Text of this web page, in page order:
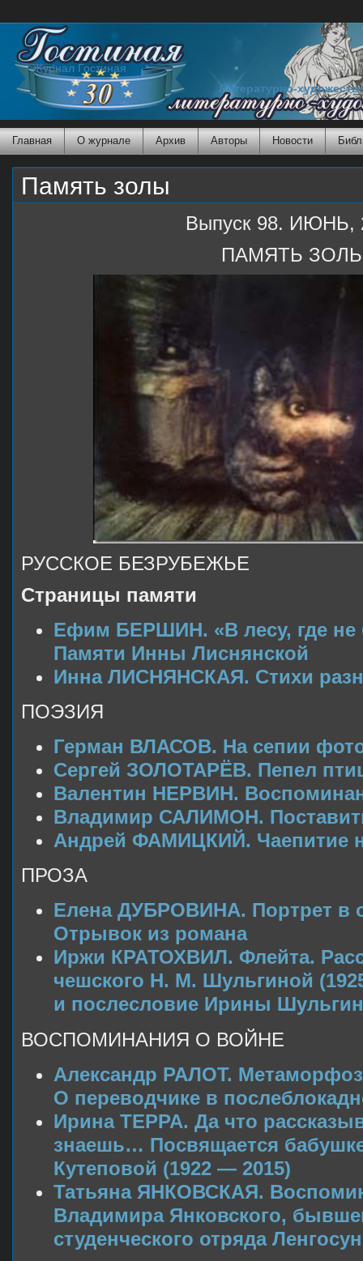
Журнал Гостиная
Литературно-
Главная О журнале Архив Авторы Новости
Память золы
Выпуск 98. ИЮНЬ,
ПАМЯТЬ
РУССКОЕ БЕЗРУБЕЖЬЕ
Страницы памяти
Ефим БЕРШИН. «В лесу, где не
Памяти Инны Лиснянской
Инна ЛИСНЯНСКАЯ. Стихи
ПОЭЗИЯ
Герман ВЛАСОВ. На сепии
Сергей ЗОЛОТАРЁВ. Пепел
Валентин НЕРВИН.
Владимир САЛИМОН.
Андрей ФАМИЦКИЙ. Чаепитие
ПРОЗА
Елена ДУБРОВИНА. Портрет в
Отрывок из романа
Иржи КРАТОХВИЛ. Флейта.
чешского Н. М. Шульгиной
и послесловие Ирины
ВОСПОМИНАНИЯ О ВОЙНЕ
Александр РАЛОТ.
О переводчике в
Ирина ТЕРРА. Да что
знаешь… Посвящается
Кутеповой (1922 — 2015)
Татьяна ЯНКОВСКАЯ.
Владимира Янковского,
студенческого отряда